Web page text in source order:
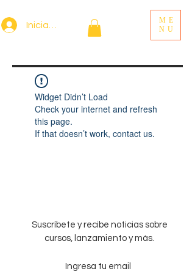
Iniciar sesión
ME
NU
Widget Didn’t Load
Check your internet and refresh
this page.
If that doesn’t work, contact us.
Suscríbete y recibe noticias sobre
cursos, lanzamiento y más.